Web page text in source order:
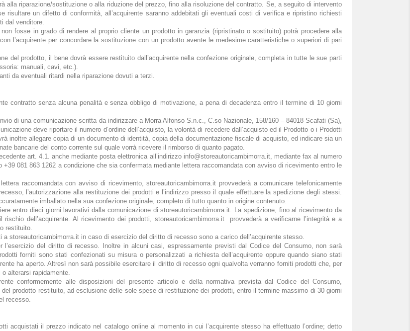
alla riparazione/sostituzione o alla riduzione del prezzo, fino alla risoluzione del contratto. Se, a seguito di intervento
un difetto di conformità, all’acquirente saranno addebitati gli eventuali costi di verifica e ripristino richiesti
dal venditore.
fosse in grado di rendere al proprio cliente un prodotto in garanzia (ripristinato o sostituito) potrà procedere alla
l’acquirente per concordare la sostituzione con un prodotto avente le medesime caratteristiche o superiori di pari
del prodotto, il bene dovrà essere restituito dall’acquirente nella confezione originale, completa in tutte le sue parti
manuali, cavi, etc.).
da eventuali ritardi nella riparazione dovuti a terzi.
contratto senza alcuna penalità e senza obbligo di motivazione, a pena di decadenza entro il termine di 10 giorni
di una comunicazione scritta da indirizzare a Morra Alfonso S.n.c., C.so Nazionale, 158/160 – 84018 Scafati (Sa),
deve riportare il numero d’ordine dell’acquisto, la volontà di recedere dall’acquisto ed il Prodotto o i Prodotti
inoltre allegare copia di un documento di identità, copia della documentazione fiscale di acquisto, ed indicare sia un
bancarie del conto corrente sul quale vorrà ricevere il rimborso di quanto pagato.
art. 4.1. anche mediante posta elettronica all’indirizzo info@storeautoricambimorra.it, mediante fax al numero
081 863 1262 a condizione che sia confermata mediante lettera raccomandata con avviso di ricevimento entro le
raccomandata con avviso di ricevimento, storeautoricambimorra.it provvederà a comunicare telefonicamente
l’autorizzazione alla restituzione dei prodotti e l’indirizzo presso il quale effettuare la spedizione degli stessi.
imballato nella sua confezione originale, completo di tutto quanto in origine contenuto.
entro dieci giorni lavorativi dalla comunicazione di storeautoricambimorra.it. La spedizione, fino al ricevimento da
dell’acquirente. Al ricevimento dei prodotti, storeautoricambimorra.it provvederà a verificarne l’integrità e a
restituito.
storeautoricambimorra.it in caso di esercizio del diritto di recesso sono a carico dell’acquirente stesso.
l’esercizio del diritto di recesso. Inoltre in alcuni casi, espressamente previsti dal Codice del Consumo, non sarà
forniti sono stati confezionati su misura o personalizzati a richiesta dell’acquirente oppure quando siano stati
ha aperto. Altresì non sarà possibile esercitare il diritto di recesso ogni qualvolta verranno forniti prodotti che, per
alterarsi rapidamente.
conformemente alle disposizioni del presente articolo e della normativa prevista dal Codice del Consumo,
del prodotto restituito, ad esclusione delle sole spese di restituzione dei prodotti, entro il termine massimo di 30 giorni
recesso.
acquistati il prezzo indicato nel catalogo online al momento in cui l’acquirente stesso ha effettuato l’ordine; detto